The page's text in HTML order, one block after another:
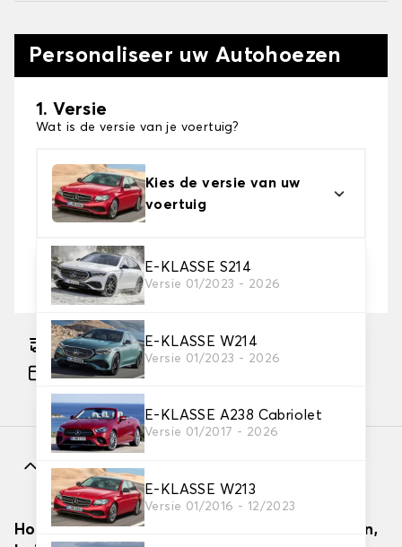
Personaliseer uw Autohoezen
1. Versie
Wat is de versie van je voertuig?
Kies de versie van uw
voertuig
E-KLASSE S214
Versie 01/2023 - 2026
E-KLASSE W214
Versie 01/2023 - 2026
E-KLASSE A238 Cabriolet
Versie 01/2017 - 2026
E-KLASSE W213
Versie 01/2016 - 12/2023
2. Beschermingsniveau
Kies de juiste beschermhoes voor uw behoeftes
Geschatte gratis levering naar 18-08-2026
Betaling in 3x gratis, vanaf €60 aankoop.
Kenmerken
Hoe autodekzeilen effectief installeren (binnen,